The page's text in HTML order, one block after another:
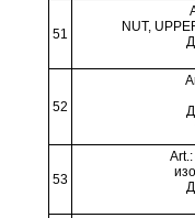
51
NUT,
52
53
Art.: